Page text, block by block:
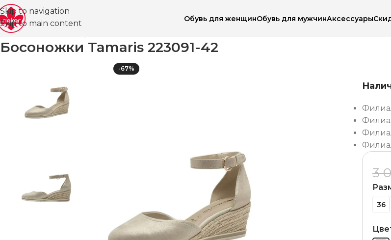
Skip to navigation
Skip to main content
Обувь для женщинОбувь для мужчинАксессуары
Главная
Босоножки Tamaris 223091-42
-67%
3
36